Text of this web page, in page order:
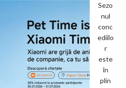
Sezo
nul
conc
ediilo
r
este
în
plin